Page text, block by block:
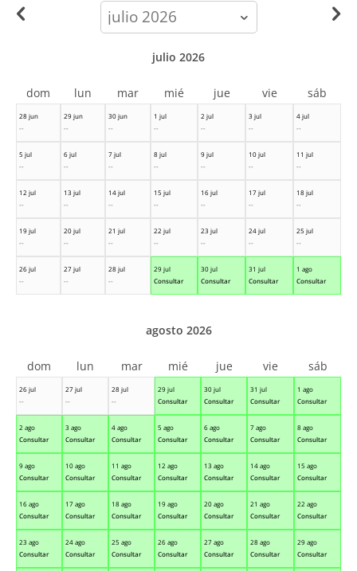
calendar-
month
28 jun
--
29 jun
--
30 jun
--
1 jul
--
2 jul
--
3 jul
--
4 jul
--
5 jul
--
6 jul
--
7 jul
--
8 jul
--
9 jul
--
10 jul
--
11 jul
--
12 jul
--
13 jul
--
14 jul
--
15 jul
--
16 jul
--
17 jul
--
18 jul
--
19 jul
--
20 jul
--
21 jul
--
22 jul
--
23 jul
--
24 jul
--
25 jul
--
26 jul
--
27 jul
--
28 jul
--
29 jul
Consultar
30 jul
Consultar
31 jul
Consultar
1 ago
Consultar
julio 2026
dom lun mar mié jue vie sáb
26 jul
--
27 jul
--
28 jul
--
29 jul
Consultar
30 jul
Consultar
31 jul
Consultar
1 ago
Consultar
2 ago
Consultar
3 ago
Consultar
4 ago
Consultar
5 ago
Consultar
6 ago
Consultar
7 ago
Consultar
8 ago
Consultar
9 ago
Consultar
10 ago
Consultar
11 ago
Consultar
12 ago
Consultar
13 ago
Consultar
14 ago
Consultar
15 ago
Consultar
16 ago
Consultar
17 ago
Consultar
18 ago
Consultar
19 ago
Consultar
20 ago
Consultar
21 ago
Consultar
22 ago
Consultar
23 ago
Consultar
24 ago
Consultar
25 ago
Consultar
26 ago
Consultar
27 ago
Consultar
28 ago
Consultar
29 ago
Consultar
agosto 2026
dom lun mar mié jue vie sáb